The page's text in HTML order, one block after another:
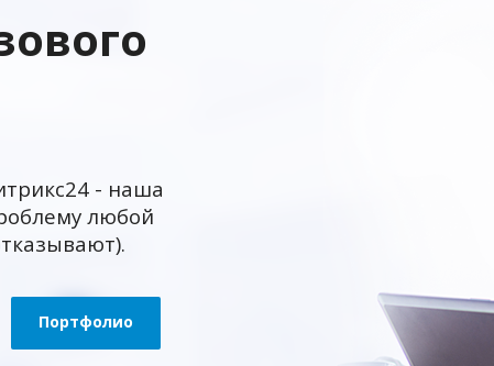
- наша
любой
Портфолио